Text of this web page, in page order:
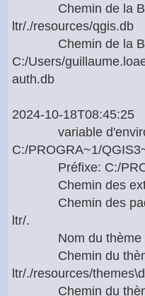
Chemin de la BD
ltr/./resources/qgis.db
Chemin de la BD
C:/Users/
auth.db
2024-10-
variable
C:/PROGRA~1/
Préfixe: C:/
Chemin des
Chemin des
ltr/.
Nom du thème
Chemin du thème
ltr/./resources/
Chemin du thème